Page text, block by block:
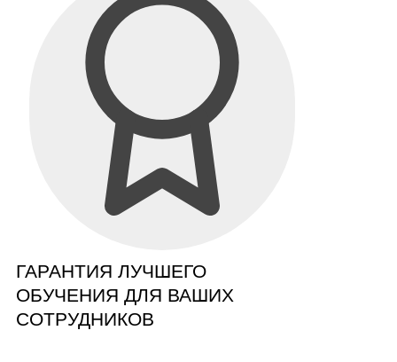
ГАРАНТИЯ ЛУЧШЕГО
ОБУЧЕНИЯ ДЛЯ ВАШИХ
СОТРУДНИКОВ